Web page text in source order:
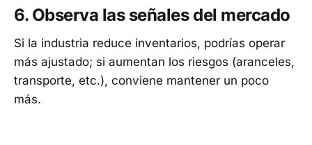
6. Observa las señales del mercado
Si la industria reduce inventarios, podrías operar
más ajustado; si aumentan los riesgos (aranceles,
transporte, etc.), conviene mantener un poco
más.